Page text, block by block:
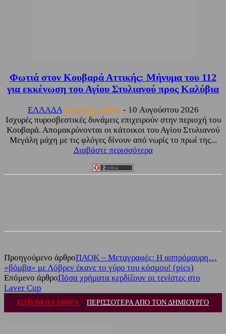
Φωτιά στον Κουβαρά Αττικής: Μήνυμα του 112
για εκκένωση του Αγίου Στυλιανού προς Καλύβια
ΕΛΛΑΔΑ sporting24news - 10 Αυγούστου 2026
Ισχυρές πυροσβεστικές δυνάμεις επιχειρούν στην περιοχή του
Κουβαρά. Απομακρύνονται οι κάτοικοι του Αγίου Στυλιανού
Μεγάλη μάχη με τις φλόγες δίνουν από νωρίς το πρωί της...
Διαβάστε περισσότερα
Προηγούμενο άρθροΠΑΟΚ – Μεταγραφές: Η ασπρόμαυρη…
«βόμβα» με Λόβρεν έκανε το γύρο του κόσμου! (pics)
Επόμενο άρθροΠόσα χρήματα κερδίζουν οι τενίστες στο
Laver Cup
ΠΑΡΟΜΟΙΑ ΑΡΘΡΑ ΠΕΡΙΣΣΟΤΕΡΑ ΑΠΟ ΤΟΝ ΔΗΜΙΟΥΡΓΟ